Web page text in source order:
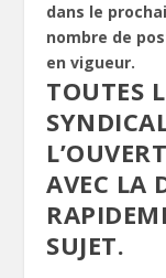
dans le
nombre de
en vigueur.
TOUTES
AVEC LA
SUJET.